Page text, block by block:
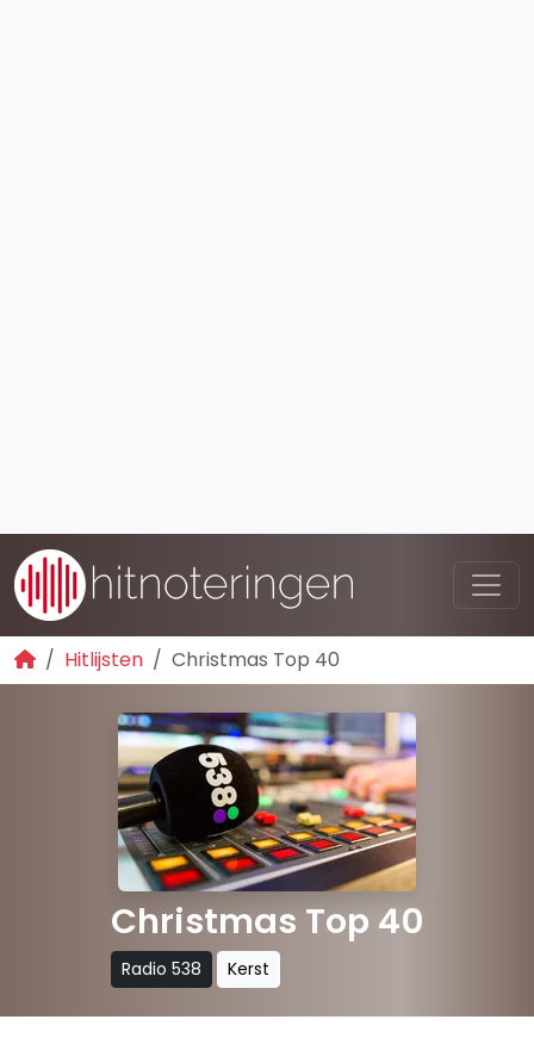
Hitlijsten Christmas Top 40
Christmas Top 40
Radio 538 Kerst